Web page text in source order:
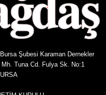
Şubesi Karaman Dernekler
Tuna Cd. Fulya Sk. No:1